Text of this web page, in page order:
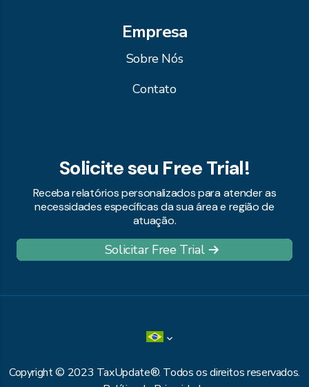
Empresa
Sobre Nós
Contato
Solicite seu Free Trial!
Receba relatórios personalizados para atender as
necessidades específicas da sua área e região de
atuação.
Solicitar Free Trial
Copyright © 2023 TaxUpdate®. Todos os direitos reservados.